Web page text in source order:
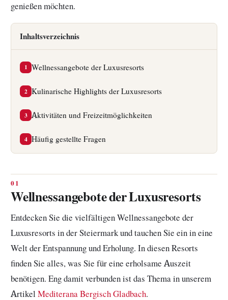
genießen möchten.
Inhaltsverzeichnis
1 Wellnessangebote der Luxusresorts
2 Kulinarische Highlights der Luxusresorts
3 Aktivitäten und Freizeitmöglichkeiten
4 Häufig gestellte Fragen
Wellnessangebote der Luxusresorts
Entdecken Sie die vielfältigen Wellnessangebote der
Luxusresorts in der Steiermark und tauchen Sie ein in eine
Welt der Entspannung und Erholung. In diesen Resorts
finden Sie alles, was Sie für eine erholsame Auszeit
benötigen. Eng damit verbunden ist das Thema in unserem
Artikel Mediterana Bergisch Gladbach.